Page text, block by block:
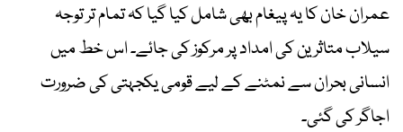
عمران خان کا یہ پیغام بھی شامل کیا گیا کہ تمام تر توجہ
سیلاب متاثرین کی امداد پر مرکوز کی جائے۔ اس خط میں
انسانی بحران سے نمٹنے کے لیے قومی یکجہتی کی ضرورت
اجاگر کی گئی۔